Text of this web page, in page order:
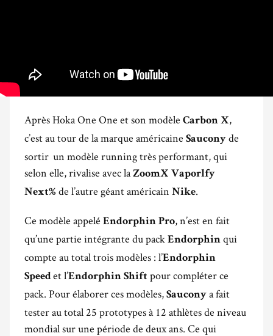
Après Hoka One One et son modèle Carbon X,
c’est au tour de la marque américaine Saucony de
sortir un modèle running très performant, qui
selon elle, rivalise avec laZoomX Vaporlfy
Next% de l’autre géant américain Nike.
Ce modèle appelé Endorphin Pro, n’est en fait
qu’une partie intégrante du pack Endorphin qui
compte au total trois modèles : l’Endorphin
Speedet l’Endorphin Shift pour compléter ce
pack. Pour élaborer ces modèles, Saucony a fait
tester au total 25 prototypes à 12 athlètes de niveau
mondial sur une période de deux ans. Ce qui